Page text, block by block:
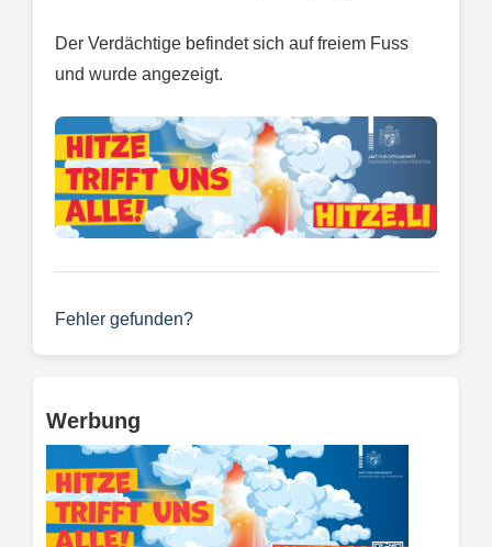
Der Verdächtige befindet sich auf freiem Fuss
und wurde angezeigt.
Fehler gefunden?
Werbung